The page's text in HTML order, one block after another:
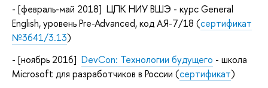
- [февраль-май 2018] ЦПК НИУ ВШЭ - курс General
English, уровень Pre-Advanced, код АЯ-7/18 (сертификат
№3641/3.13)
- [ноябрь 2016] DevCon: Технологии будущего - школа
Microsoft для разработчиков в России (сертификат)